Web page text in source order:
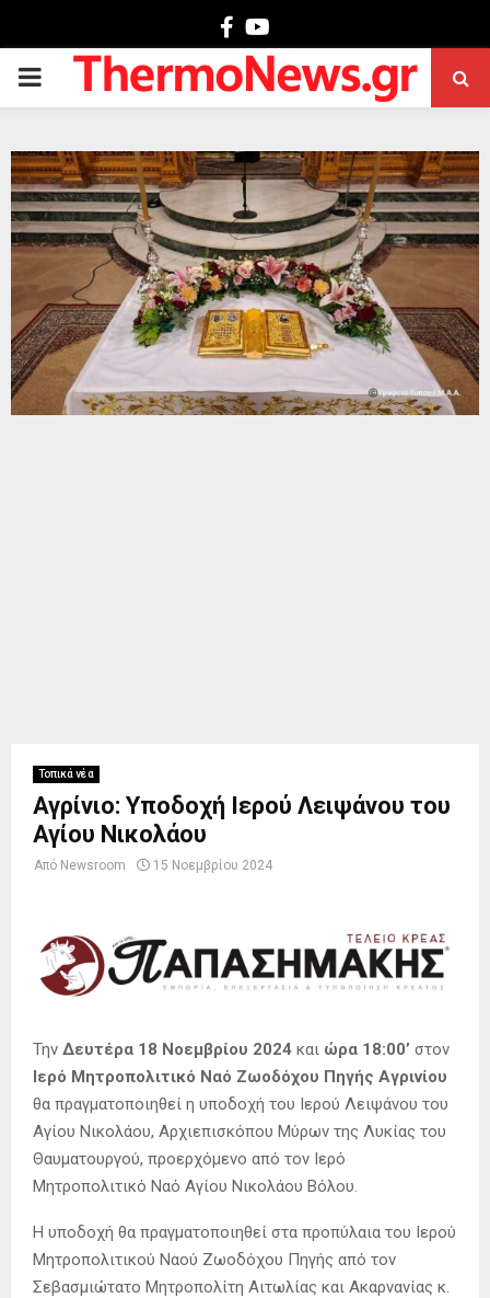
Facebook
PRIMARY
Τοπικά νέα
Αγρίνιο: Υποδοχή Ιερού Λειψάνου του
Αγίου Νικολάου
Από Newsroom 15 Νοεμβρίου 2024
Την Δευτέρα 18 Νοεμβρίου 2024 και ώρα 18:00’ στον
Ιερό Μητροπολιτικό Ναό Ζωοδόχου Πηγής Αγρινίου
θα πραγματοποιηθεί η υποδοχή του Ιερού Λειψάνου του
Αγίου Νικολάου, Αρχιεπισκόπου Μύρων της Λυκίας του
Θαυματουργού, προερχόμενο από τον Ιερό
Μητροπολιτικό Ναό Αγίου Νικολάου Βόλου.
Η υποδοχή θα πραγματοποιηθεί στα προπύλαια του Ιερού
Μητροπολιτικού Ναού Ζωοδόχου Πηγής από τον
Σεβασμιώτατο Μητροπολίτη Αιτωλίας και Ακαρνανίας κ.